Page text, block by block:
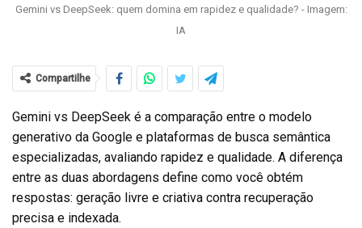
Gemini vs DeepSeek: quem domina em rapidez e qualidade? - Imagem:
IA
Compartilhe
Gemini vs DeepSeek é a comparação entre o modelo
generativo da Google e plataformas de busca semântica
especializadas, avaliando rapidez e qualidade. A diferença
entre as duas abordagens define como você obtém
respostas: geração livre e criativa contra recuperação
precisa e indexada.